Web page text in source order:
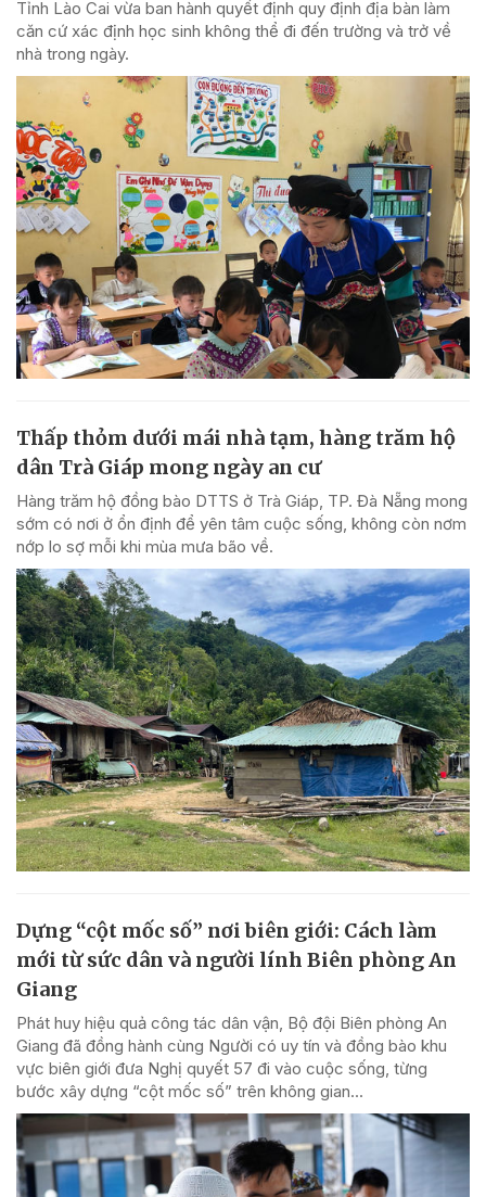
Tỉnh Lào Cai vừa ban hành quyết định quy định địa bàn làm
căn cứ xác định học sinh không thể đi đến trường và trở về
nhà trong ngày.
Thấp thỏm dưới mái nhà tạm, hàng trăm hộ
dân Trà Giáp mong ngày an cư
Hàng trăm hộ đồng bào DTTS ở Trà Giáp, TP. Đà Nẵng mong
sớm có nơi ở ổn định để yên tâm cuộc sống, không còn nơm
nớp lo sợ mỗi khi mùa mưa bão về.
Dựng “cột mốc số” nơi biên giới: Cách làm
mới từ sức dân và người lính Biên phòng An
Giang
Phát huy hiệu quả công tác dân vận, Bộ đội Biên phòng An
Giang đã đồng hành cùng Người có uy tín và đồng bào khu
vực biên giới đưa Nghị quyết 57 đi vào cuộc sống, từng
bước xây dựng “cột mốc số” trên không gian...